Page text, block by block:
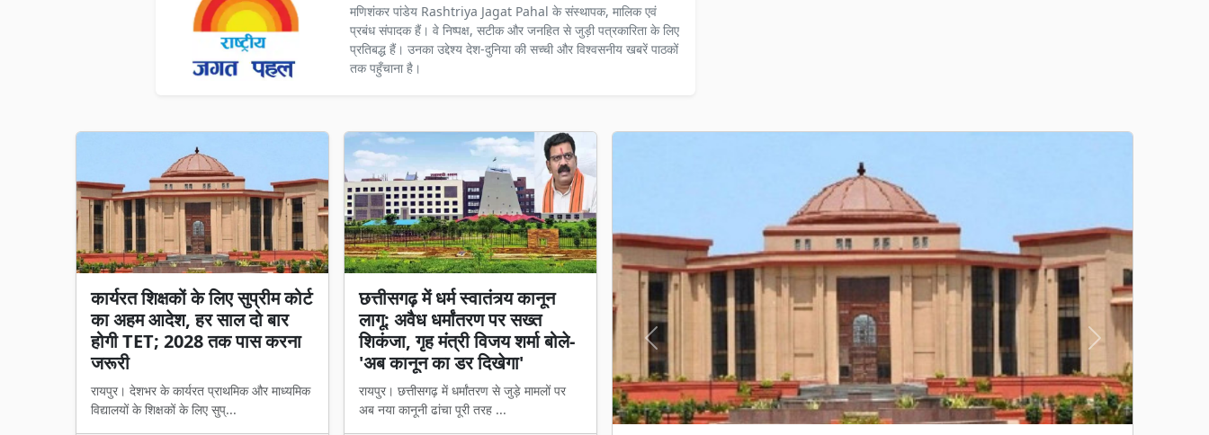
मणिशंकर पांडेय Rashtriya Jagat Pahal के संस्थापक, मालिक एवं
प्रबंध संपादक हैं। वे निष्पक्ष, सटीक और जनहित से जुड़ी पत्रकारिता के लिए
प्रतिबद्ध हैं। उनका उद्देश्य देश-दुनिया की सच्ची और विश्वसनीय खबरें पाठकों
तक पहुँचाना है।
कार्यरत शिक्षकों के लिए सुप्रीम कोर्ट
का अहम आदेश, हर साल दो बार
होगी TET; 2028 तक पास करना
जरूरी
रायपुर। देशभर के कार्यरत प्राथमिक और माध्यमिक
विद्यालयों के शिक्षकों के लिए सुप्...
छत्तीसगढ़ में धर्म स्वातंत्र्य कानून
लागू: अवैध धर्मांतरण पर सख्त
शिकंजा, गृह मंत्री विजय शर्मा बोले-
'अब कानून का डर दिखेगा'
रायपुर। छत्तीसगढ़ में धर्मांतरण से जुड़े मामलों पर
अब नया कानूनी ढांचा पूरी तरह ...
Previous Next